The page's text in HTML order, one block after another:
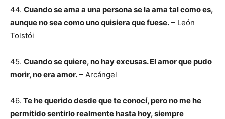
44. Cuando se ama a una persona se la ama tal como es,
aunque no sea como uno quisiera que fuese. – León
Tolstói
45. Cuando se quiere, no hay excusas. El amor que pudo
morir, no era amor. – Arcángel
46. Te he querido desde que te conocí, pero no me he
permitido sentirlo realmente hasta hoy, siempre